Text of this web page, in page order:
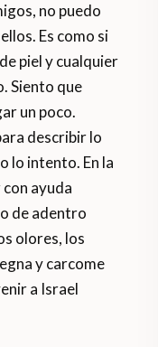
no puedo
Es como si
piel y cualquier
Siento que
un poco.
describir lo
lo intento. En la
ayuda
de adentro
olores, los
y carcome
a Israel